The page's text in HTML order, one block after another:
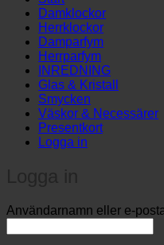
…
Damklockor
Herrklockor
Damparfym
Herrparfym
INREDNING
Glas & Kristall
Smycken
Väskor & Necessärer
Presentkort
Logga in
Användarnamn eller e-